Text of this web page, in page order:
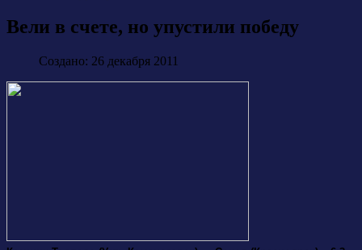
Вели в счете, но упустили победу
Создано: 26 декабря 2011